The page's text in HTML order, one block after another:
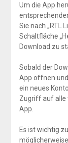
Um die App
Sie nach „RTL
Schaltfläche
Download zu
Sobald der
App öffnen
ein neues
Zugriff auf alle
App.
Es ist wichtig